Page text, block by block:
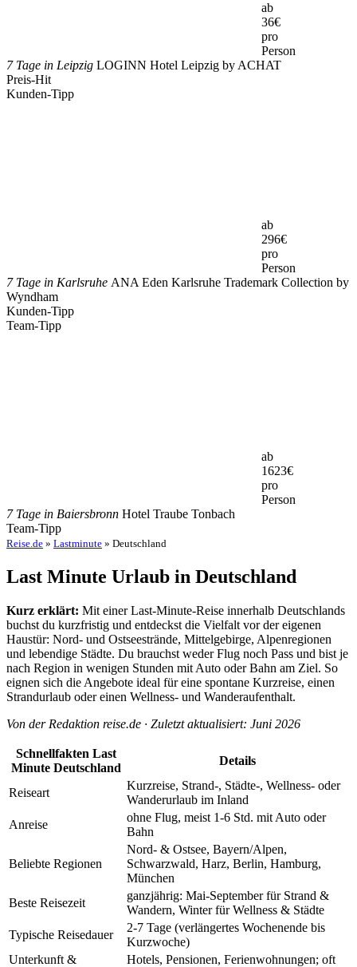
ab
36€
pro
Person
7 Tage in Leipzig LOGINN Hotel Leipzig by ACHAT
Preis-Hit
Kunden-Tipp
ab
296€
pro
Person
7 Tage in Karlsruhe ANA Eden Karlsruhe Trademark Collection by
Wyndham
Kunden-Tipp
Team-Tipp
ab
1623€
pro
Person
7 Tage in Baiersbronn Hotel Traube Tonbach
Team-Tipp
Reise.de » Lastminute » Deutschland
Last Minute Urlaub in Deutschland
Kurz erklärt: Mit einer Last-Minute-Reise innerhalb Deutschlands
buchst du kurzfristig und entdeckst die Vielfalt vor der eigenen
Haustür: Nord- und Ostseestrände, Mittelgebirge, Alpenregionen
und lebendige Städte. Du brauchst weder Flug noch Pass und bist je
nach Region in wenigen Stunden mit Auto oder Bahn am Ziel. So
eignen sich die Angebote ideal für eine spontane Kurzreise, einen
Strandurlaub oder einen Wellness- und Wanderaufenthalt.
Von der Redaktion reise.de · Zuletzt aktualisiert: Juni 2026
Schnellfakten Last
Minute Deutschland
Details
Reiseart
Kurzreise, Strand-, Städte-, Wellness- oder
Wanderurlaub im Inland
Anreise
ohne Flug, meist 1-6 Std. mit Auto oder
Bahn
Beliebte Regionen
Nord- & Ostsee, Bayern/Alpen,
Schwarzwald, Harz, Berlin, Hamburg,
München
Beste Reisezeit
ganzjährig: Mai-September für Strand &
Wandern, Winter für Wellness & Städte
Typische Reisedauer
2-7 Tage (verlängertes Wochenende bis
Kurzwoche)
Unterkunft &
Hotels, Pensionen, Ferienwohnungen; oft